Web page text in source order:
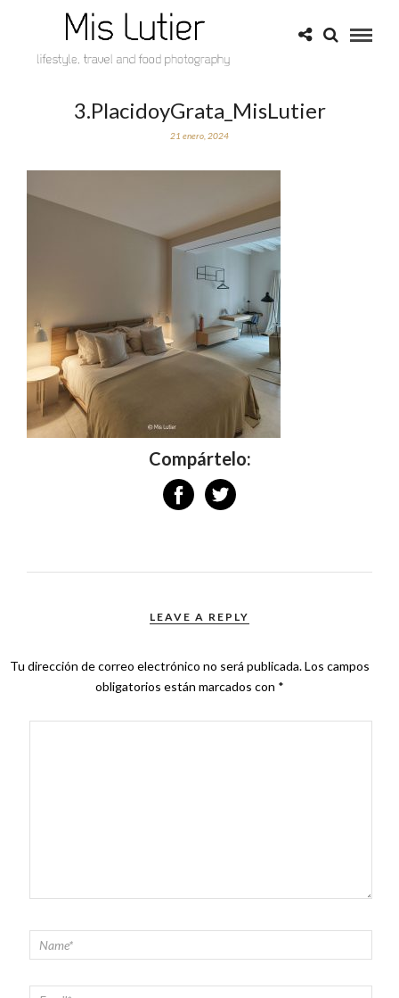
3.PlacidoyGrata_MisLutier
21 enero, 2024
Compártelo:
LEAVE A REPLY
Tu dirección de correo electrónico no será publicada.Los campos
obligatorios están marcados con *